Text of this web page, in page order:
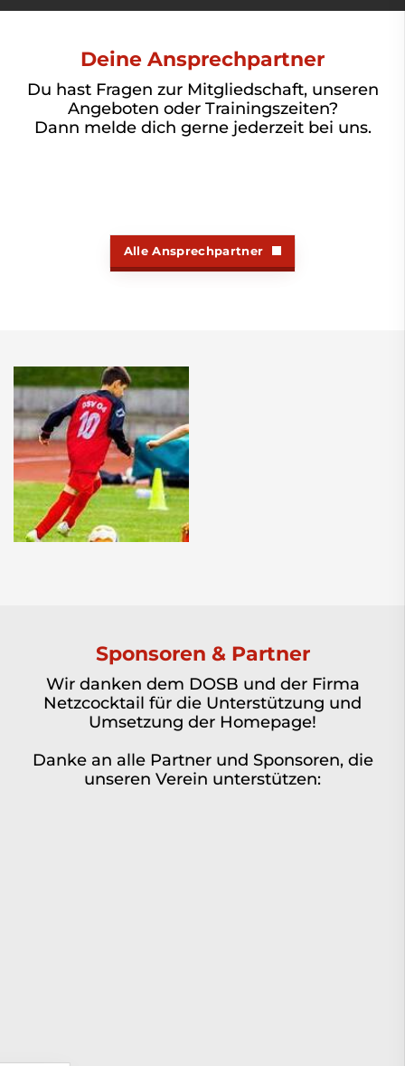
Deine Ansprechpartner
Du hast Fragen zur Mitgliedschaft, unseren
Angeboten oder Trainingszeiten?
Dann melde dich gerne jederzeit bei uns.
Alle Ansprechpartner
Sponsoren & Partner
Wir danken dem DOSB und der Firma
Netzcocktail für die Unterstützung und
Umsetzung der Homepage!
Danke an alle Partner und Sponsoren, die
unseren Verein unterstützen: